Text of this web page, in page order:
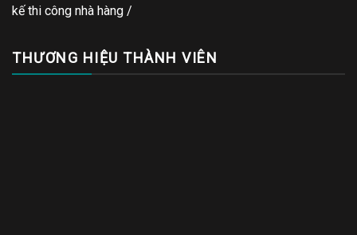
kế thi công nhà hàng /
THƯƠNG HIỆU THÀNH VIÊN